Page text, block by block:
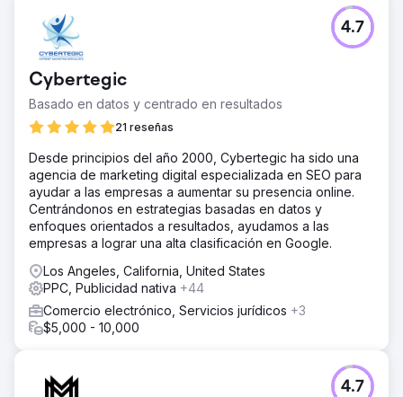
Cybertegic
Basado en datos y centrado en resultados
21 reseñas
4.7
Desde principios del año 2000, Cybertegic ha sido una
agencia de marketing digital especializada en SEO para
ayudar a las empresas a aumentar su presencia online.
Centrándonos en estrategias basadas en datos y
enfoques orientados a resultados, ayudamos a las
empresas a lograr una alta clasificación en Google.
Los Angeles, California, United States
PPC, Publicidad nativa +44
Comercio electrónico, Servicios jurídicos +3
$5,000 - 10,000
4.7